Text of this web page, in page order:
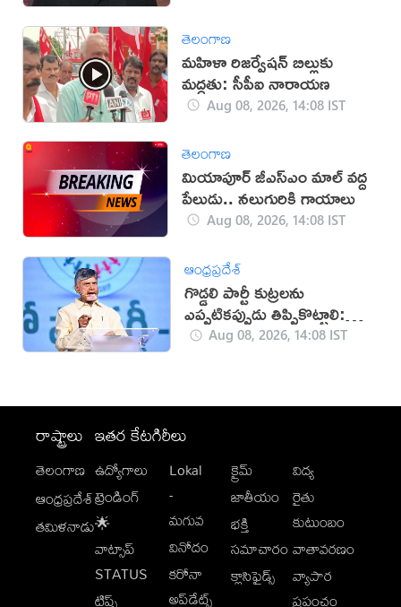
తెలంగాణ
మహిళా రిజర్వేషన్ బిల్లుకు
మద్దతు: సీపీఐ నారాయణ
Aug 08, 2026, 14:08 IST
తెలంగాణ
మియాపూర్‌ జీఎస్‌ఎం మాల్‌ వద్ద
పేలుడు.. నలుగురికి గాయాలు
Aug 08, 2026, 14:08 IST
ఆంధ్రప్రదేశ్
గొడ్డలి పార్టీ కుట్రలను
ఎప్పటికప్పుడు తిప్పికొట్టాలి:
చంద్రబాబు
Aug 08, 2026, 14:08 IST
రాష్ట్రాలు
తెలంగాణ
ఆంధ్రప్రదేశ్
తమిళనాడు
ఇతర కేటగిరీలు
ఉద్యోగాలు
ట్రెండింగ్
🌟
వాట్సాప్
STATUS
టిప్స్
Lokal
-
మగువ
వినోదం
కరోనా
అప్‌డేట్స్
క్రైమ్
జాతీయం
భక్తి
సమాచారం
క్లాసిఫైడ్స్
విద్య
రైతు
కుటుంబం
వాతావరణం
వ్యాపార
ప్రపంచం